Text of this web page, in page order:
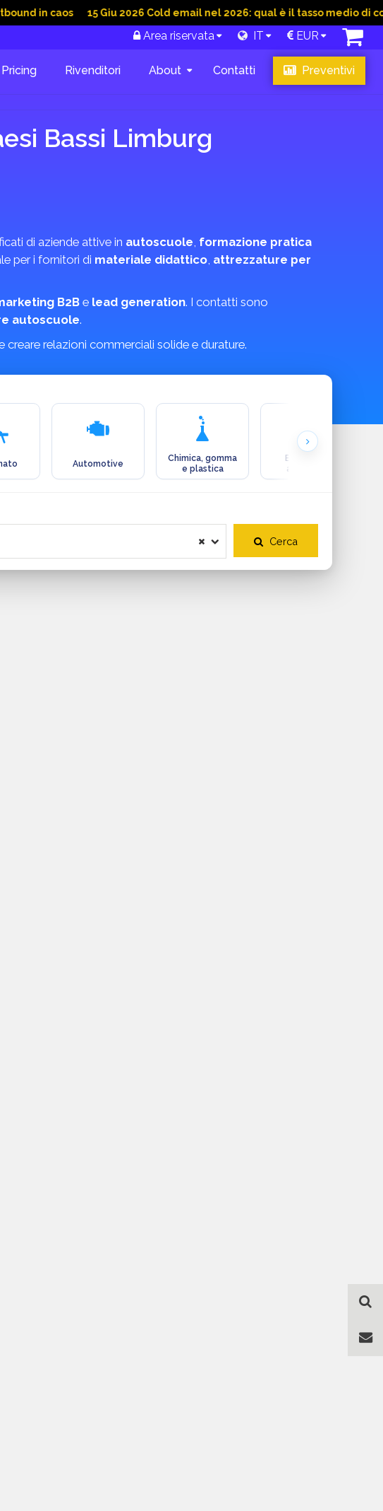
15 Giu 2026 Cold email nel 2026: qual è il tasso medio di
Area riservata IT EUR
Pricing Rivenditori About Contatti Preventivi
Bassi Limburg
di aziende attive in autoscuole, formazione pratica
per i fornitori di materiale didattico, attrezzature per
B2Be lead generation. I contatti sono
autoscuole.
relazioni commerciali solide e durature.
Automotive
Chimica, gomma
e plastica
Ecologia e
ambiente
Cerca